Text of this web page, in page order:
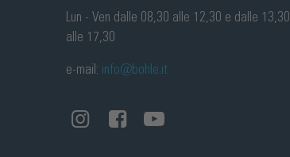
Lun - Ven dalle 08,30 alle 12,30 e dalle 13,30
alle 17,30
e-mail: info@bohle.it